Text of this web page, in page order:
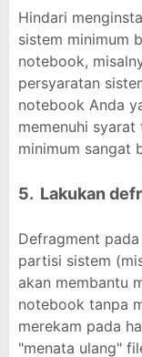
Hindari
sistem minimum
notebook,
persyaratan
notebook Anda
memenuhi
minimum sangat
5. Lakukan
Defragment
partisi sistem
akan membantu
notebook tanpa
merekam pada
"menata ulang"